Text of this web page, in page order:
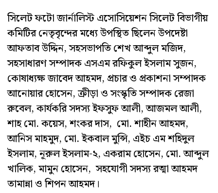
সিলেট ফটো জার্নালিস্ট এসোসিয়েশন সিলেট বিভাগীয়
কমিটির নেতৃবৃন্দের মধ্যে উপস্থিত ছিলেন উপদেষ্টা
আফতাব উদ্দিন, সহসভাপতি শেখ আব্দুল মজিদ,
সহসাধারণ সম্পাদক এসএম রফিকুল ইসলাম সুজন,
কোষাধ্যক্ষ জাবেদ আহমদ, প্রচার ও প্রকাশনা সম্পাদক
আনোয়ার হোসেন, ক্রীড়া ও সংস্কৃতি সম্পাদক রেজা
রুবেল, কার্যকরি সদস্য ইফসুফ আলী, আজমল আলী,
শাহ মো. কয়েস, শংকর দাস, মো. শাহীন আহমদ,
আনিস মাহমুদ, মো. ইকবাল মুন্সি, এইচ এম শহিদুল
ইসলাম, নূরুল ইসলাম-২, একরাম হোসেন, মো. আব্দুল
খালিক, মামুন হোসেন, সহযোগী সদস্য রত্মা আহমদ
তামান্না ও শিপন আহমদ।